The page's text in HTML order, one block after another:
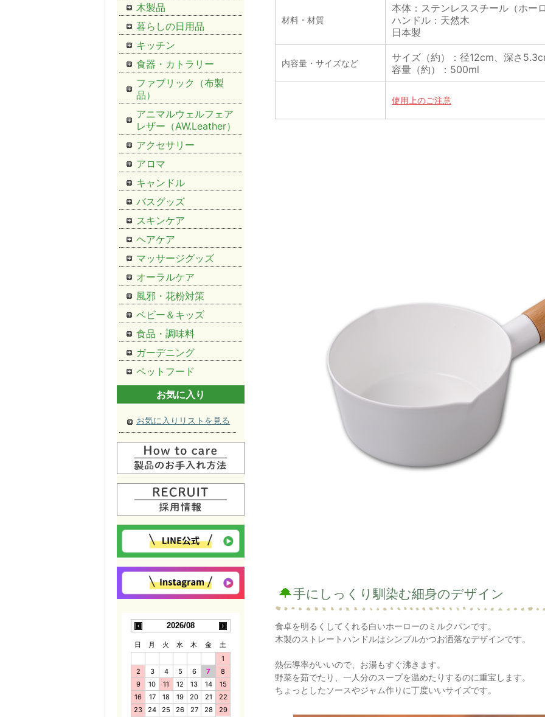
材料・材質
本体：ステンレススチール（ホー
ハンドル：天然木
日本製
内容量・サイズなど
サイズ（約）：径12cm、深さ
容量（約）：500ml
使用上のご注意
手にしっくり馴染む細身のデザイン
食卓を明るくしてくれる白いホーローのミルクパンです。
木製のストレートハンドルはシンプルかつお洒落なデザインです。
熱伝導率がいいので、お湯もすぐ沸きます。
野菜を茹でたり、一人分のスープを温めたりするのに重宝します。
ちょっとしたソースやジャム作りに丁度いいサイズです。
木製品
暮らしの日用品
キッチン
食器・カトラリー
ファブリック（布製
品）
アニマルウェルフェア
レザー（AW.Leather）
アクセサリー
アロマ
キャンドル
バスグッズ
スキンケア
ヘアケア
マッサージグッズ
オーラルケア
風邪・花粉対策
ベビー＆キッズ
食品・調味料
ガーデニング
ペットフード
お気に入り
お気に入りリストを見る
2026/08
日 月 火 水 木 金
土
1
2
3 4 5 6 7
8
9
10 11 12 13 14
15
16
17 18 19 20 21
22
23
24 25 26 27 28
29